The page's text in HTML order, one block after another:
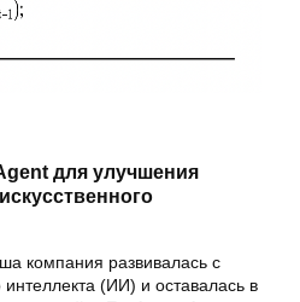
для улучшения
компания развивалась с
(ИИ) и оставалась в